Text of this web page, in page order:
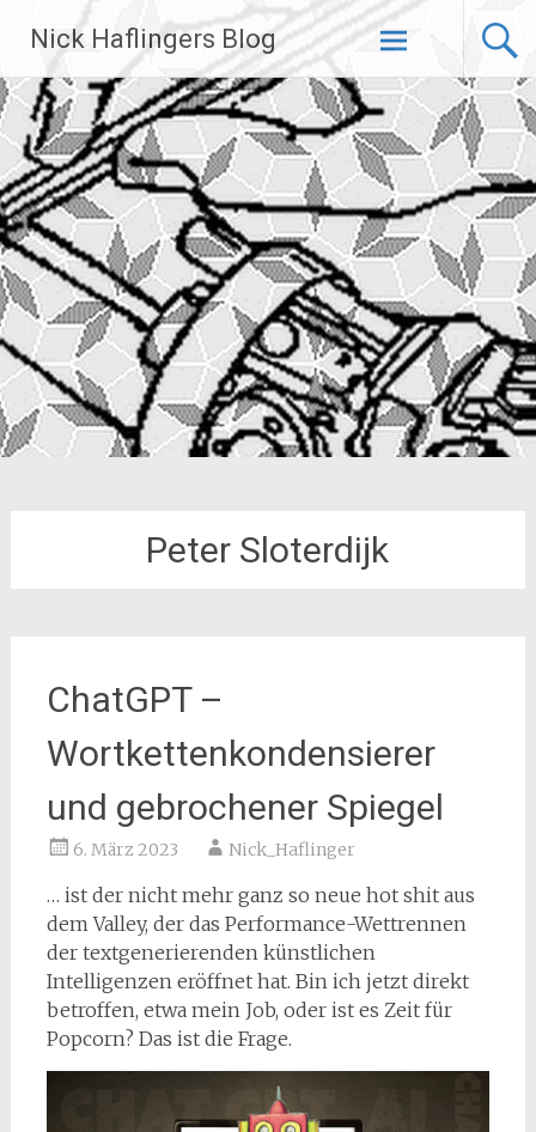
Inhalt
springen
Nick Haflingers Blog
Peter Sloterdijk
ChatGPT –
Wortkettenkondensierer
und gebrochener Spiegel
6. März 2023 Nick_Haflinger
… ist der nicht mehr ganz so neue hot shit aus
dem Valley, der das Performance-Wettrennen
der textgenerierenden künstlichen
Intelligenzen eröffnet hat. Bin ich jetzt direkt
betroffen, etwa mein Job, oder ist es Zeit für
Popcorn? Das ist die Frage.